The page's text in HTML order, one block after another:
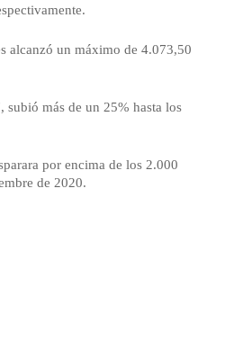
alcanzó un máximo de 4.073,50
subió más de un 25% hasta los
por encima de los 2.000
de 2020.